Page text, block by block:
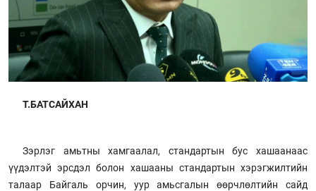
Т.БАТСАЙХАН
Зэрлэг амьтны хамгаалал, стандартын бус хашаанаас
үүдэлтэй эрсдэл болон хашааны стандартын хэрэгжилтийн
талаар Байгаль орчин, уур амьсгалын өөрчлөлтийн сайд